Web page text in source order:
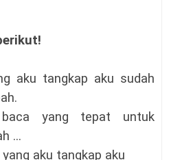
aku tangkap aku sudah
baca yang tepat untuk
...
aku tangkap aku